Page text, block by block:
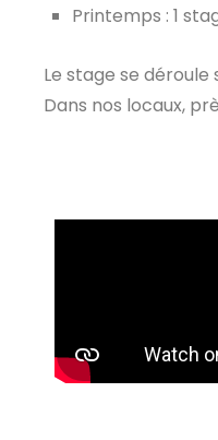
Printemps : 1
Le stage se déroule
Dans nos locaux,